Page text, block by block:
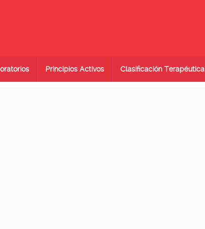
Principios Activos Clasificación Terapéutica